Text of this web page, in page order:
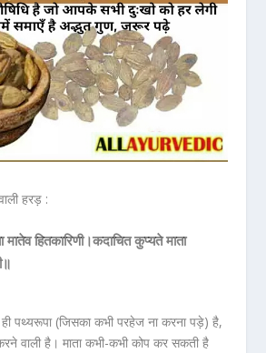
हरड़ :
मातेव हितकारिणी।कदाचित कुप्यते माता
पथ्यरूपा (जिसका कभी परहेज ना करना पड़े) है,
वाली है। माता कभी-कभी कोप कर सकती है